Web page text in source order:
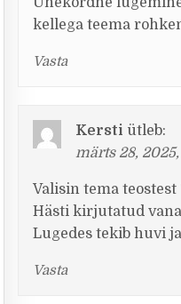
kellega teema
Vasta
Kersti ütleb:
märts 28, 2025,
Valisin tema teostest
Hästi kirjutatud
Lugedes tekib huvi
Vasta